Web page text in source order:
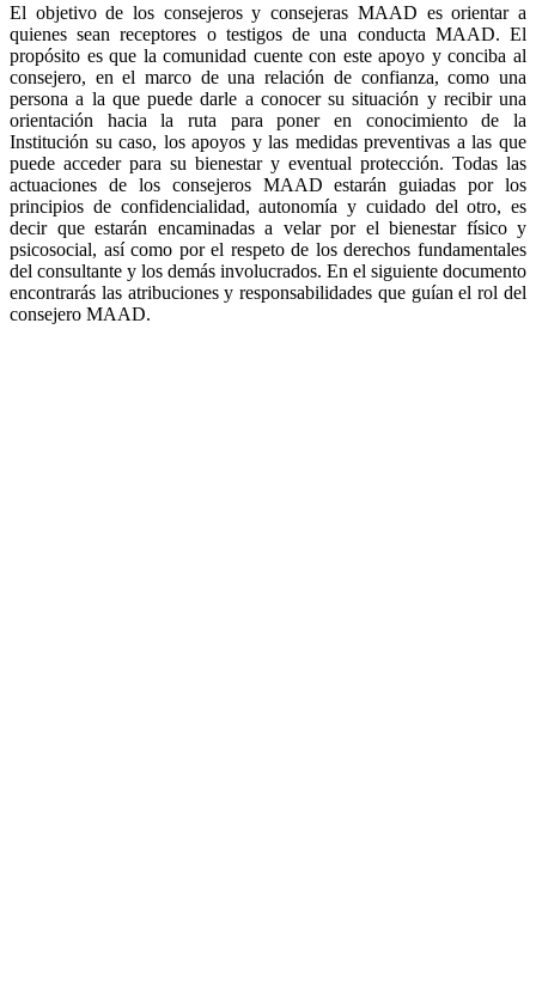
El objetivo de los consejeros y consejeras MAAD es orientar a
quienes sean receptores o testigos de una conducta MAAD. El
propósito es que la comunidad cuente con este apoyo y conciba al
consejero, en el marco de una relación de confianza, como una
persona a la que puede darle a conocer su situación y recibir una
orientación hacia la ruta para poner en conocimiento de la
Institución su caso, los apoyos y las medidas preventivas a las que
puede acceder para su bienestar y eventual protección. Todas las
actuaciones de los consejeros MAAD estarán guiadas por los
principios de confidencialidad, autonomía y cuidado del otro, es
decir que estarán encaminadas a velar por el bienestar físico y
psicosocial, así como por el respeto de los derechos fundamentales
del consultante y los demás involucrados. En el siguiente documento
encontrarás las atribuciones y responsabilidades que guían el rol del
consejero MAAD.